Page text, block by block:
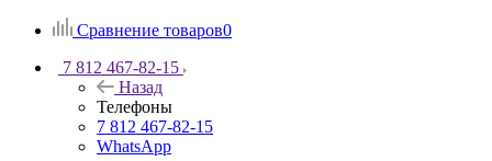
Сравнение товаров0
7 812 467-82-15
Назад
Телефоны
7 812 467-82-15
WhatsApp